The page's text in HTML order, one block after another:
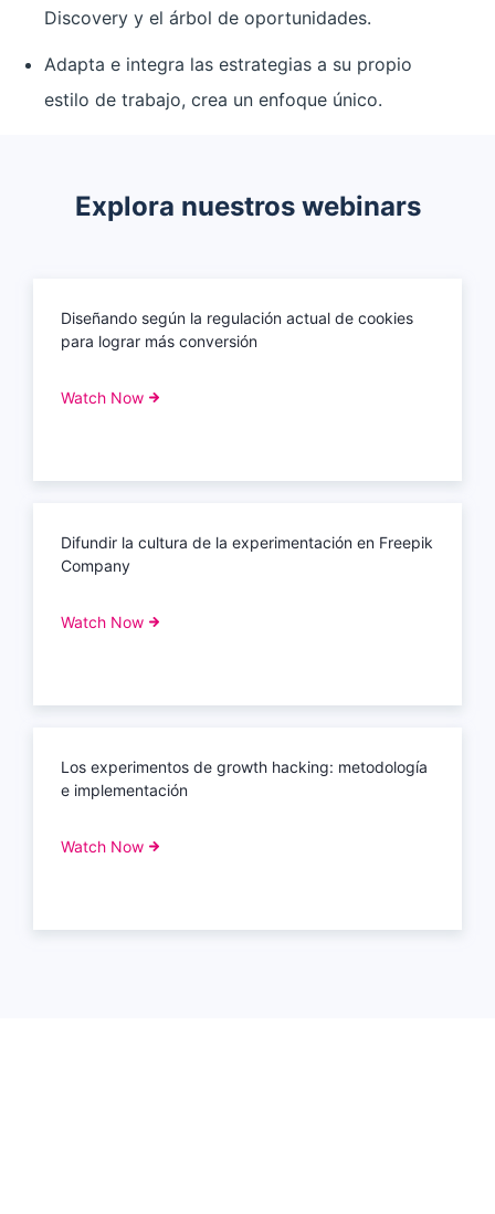
Discovery y el árbol de oportunidades.
Adapta e integra las estrategias a su propio
estilo de trabajo, crea un enfoque único.
Explora nuestros webinars
Diseñando según la regulación actual de cookies
para lograr más conversión
Watch Now
Difundir la cultura de la experimentación en Freepik
Company
Watch Now
Los experimentos de growth hacking: metodología
e implementación
Watch Now